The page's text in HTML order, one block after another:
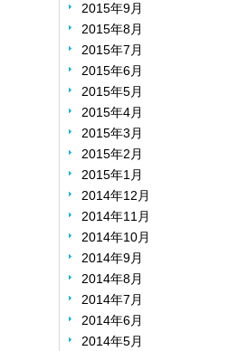
2015年9月
2015年8月
2015年7月
2015年6月
2015年5月
2015年4月
2015年3月
2015年2月
2015年1月
2014年12月
2014年11月
2014年10月
2014年9月
2014年8月
2014年7月
2014年6月
2014年5月